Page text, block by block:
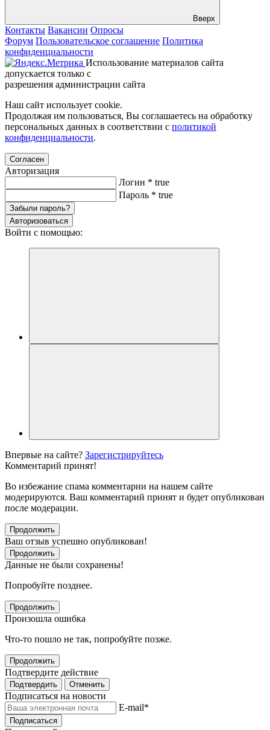
Вверх
Контакты Вакансии Опросы
Форум Пользовательское соглашение Политика
конфиденциальности
Использование материалов сайта
допускается только с
разрешения администрации сайта
Наш сайт использует cookie.
Продолжая им пользоваться, Вы соглашаетесь на обработку
персональных данных в соответствии с политикой
конфиденциальности.
Согласен
Авторизация
Логин * true
Пароль * true
Забыли пароль?
Авторизоваться
Войти с помощью:
Впервые на сайте? Зарегистрируйтесь
Комментарий принят!
Во избежание спама комментарии на нашем сайте
модерируются. Ваш комментарий принят и будет опубликован
после модерации.
Продолжить
Ваш отзыв успешно опубликован!
Продолжить
Данные не были сохранены!
Попробуйте позднее.
Продолжить
Произошла ошибка
Что-то пошло не так, попробуйте позже.
Продолжить
Подтвердите действие
Подтвердить Отменить
Подписаться на новости
E-mail*
Подписаться